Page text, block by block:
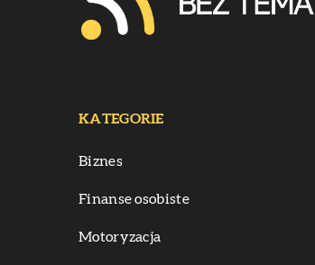
KATEGORIE
Biznes
Finanse osobiste
Motoryzacja